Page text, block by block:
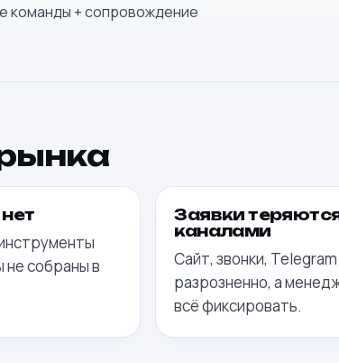
команды + сопровождение
собраны в
Заявки
каналами
Сайт, звонки,
разрозненно, а
всё фиксировать.